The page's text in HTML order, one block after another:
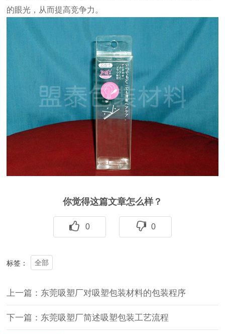
的眼光，从而提高竞争力。
你觉得这篇文章怎么样？
0 0
标签： 全部
上一篇：东莞吸塑厂对吸塑包装材料的包装程序
下一篇：东莞吸塑厂简述吸塑包装工艺流程